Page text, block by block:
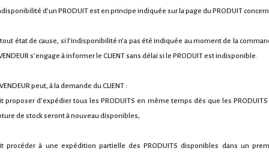
d’un PRODUIT est en principe indiquée sur la page du PRODUIT
tout état de cause, si l’indisponibilité n’a pas été indiquée au moment de la
s’engage à informer le CLIENT sans délai si le PRODUIT est indisponible.
peut, à la demande du CLIENT :
proposer d’expédier tous les PRODUITS en même temps dès que les
de stock seront à nouveau disponibles,
procéder à une expédition partielle des PRODUITS disponibles dans un